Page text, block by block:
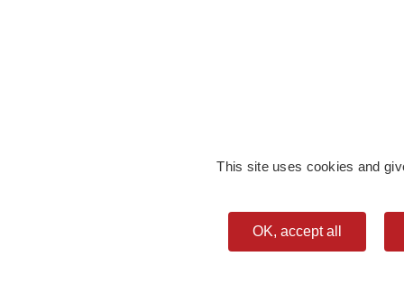
This site uses cookies and
OK, accept all